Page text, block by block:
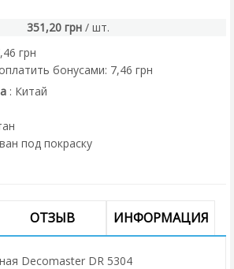
351,20 грн / шт.
грн
бонусами: 7,46 грн
: Китай
под покраску
ОТЗЫВ ИНФОРМАЦИЯ
Decomaster DR 5304